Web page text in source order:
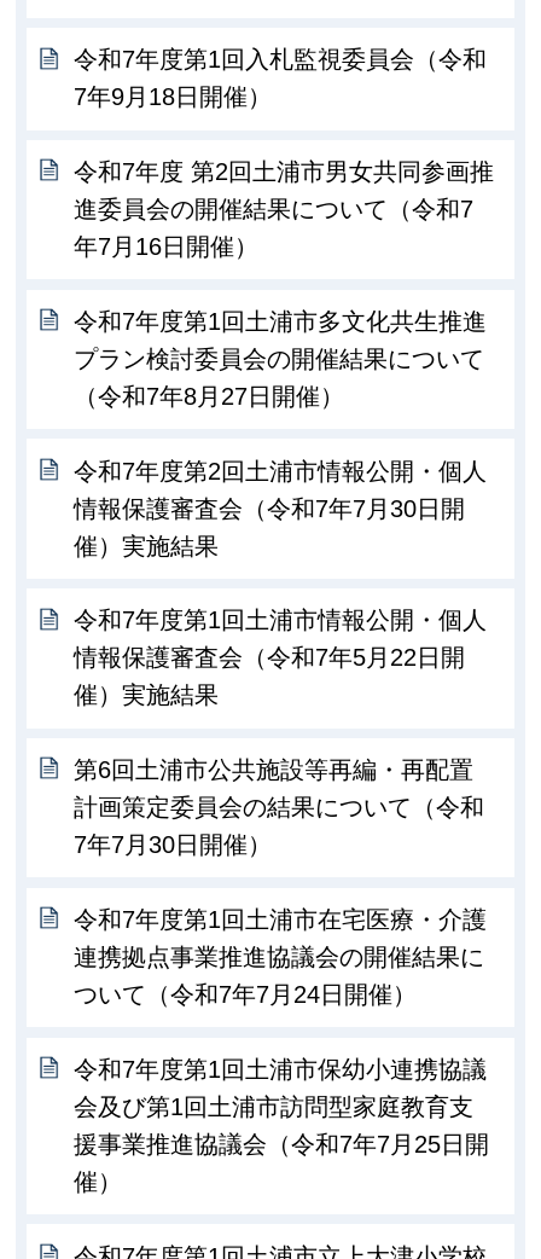
令和7年度第1回入札監視委員会（令和
7年9月18日開催）
令和7年度 第2回土浦市男女共同参画推
進委員会の開催結果について（令和7
年7月16日開催）
令和7年度第1回土浦市多文化共生推進
プラン検討委員会の開催結果について
（令和7年8月27日開催）
令和7年度第2回土浦市情報公開・個人
情報保護審査会（令和7年7月30日開
催）実施結果
令和7年度第1回土浦市情報公開・個人
情報保護審査会（令和7年5月22日開
催）実施結果
第6回土浦市公共施設等再編・再配置
計画策定委員会の結果について（令和
7年7月30日開催）
令和7年度第1回土浦市在宅医療・介護
連携拠点事業推進協議会の開催結果に
ついて（令和7年7月24日開催）
令和7年度第1回土浦市保幼小連携協議
会及び第1回土浦市訪問型家庭教育支
援事業推進協議会（令和7年7月25日開
催）